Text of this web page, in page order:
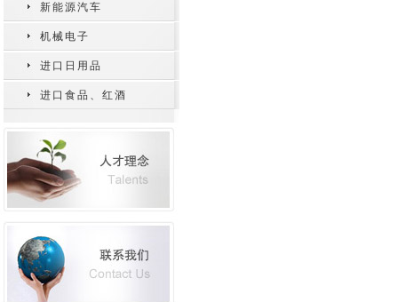
新能源汽车
机械电子
进口日用品
进口食品、红酒